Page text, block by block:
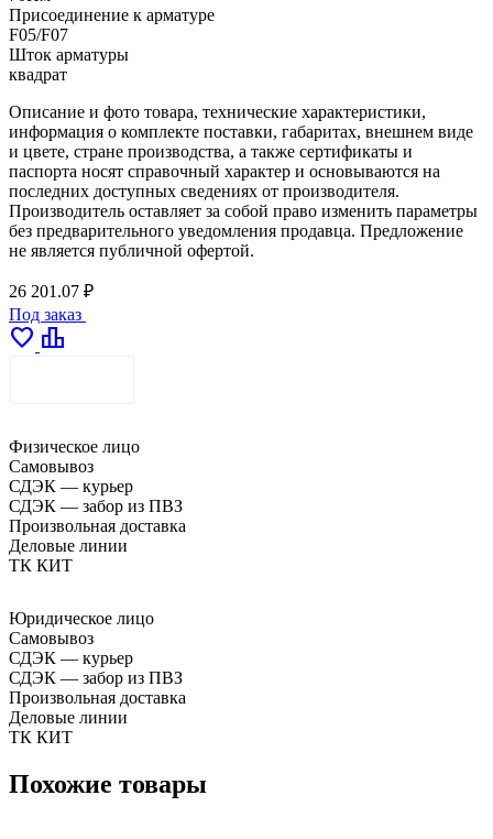
Присоединение к арматуре
F05/F07
Шток арматуры
квадрат
Описание и фото товара, технические характеристики,
информация о комплекте поставки, габаритах, внешнем виде
и цвете, стране производства, а также сертификаты и
паспорта носят справочный характер и основываются на
последних доступных сведениях от производителя.
Производитель оставляет за собой право изменить параметры
без предварительного уведомления продавца. Предложение
не является публичной офертой.
26 201.07 ₽
Под заказ
favorite leaderboard
Физическое лицо
Самовывоз
СДЭК — курьер
СДЭК — забор из ПВЗ
Произвольная доставка
Деловые линии
ТК КИТ
Юридическое лицо
Самовывоз
СДЭК — курьер
СДЭК — забор из ПВЗ
Произвольная доставка
Деловые линии
ТК КИТ
Похожие товары